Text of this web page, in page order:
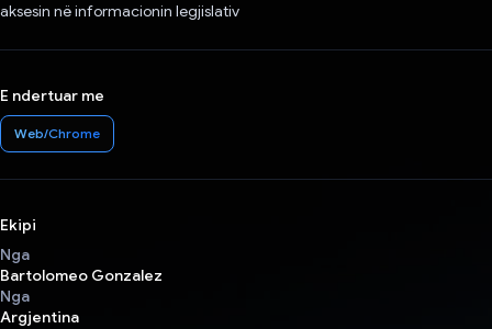
aksesin në informacionin legjislativ
E ndertuar me
Web/Chrome
Ekipi
Nga
Bartolomeo Gonzalez
Nga
Argjentina